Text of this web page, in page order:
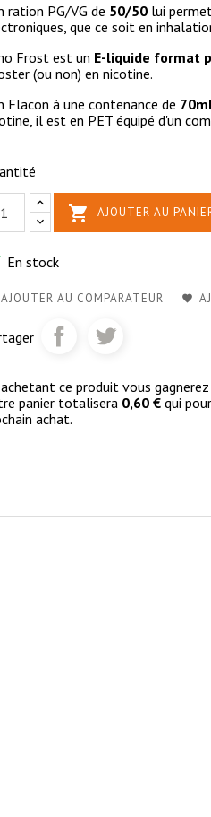
ration PG/VG de 50/50 lui
que ce soit en
Frost est un E-liquide format
(ou non) en nicotine.
Flacon à une contenance de
il est en PET équipé d'un
 AJOUTER AU
En stock
AJOUTER AU COMPARATEUR
ce produit vous gagnerez
panier totalisera 0,60 € qui
achat.